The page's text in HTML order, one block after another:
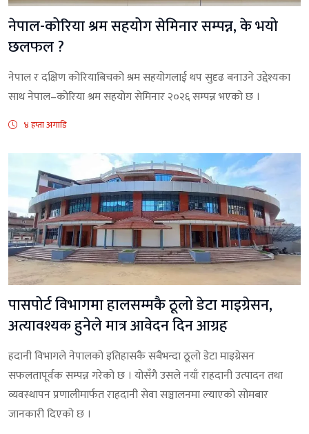
नेपाल-कोरिया श्रम सहयोग सेमिनार सम्पन्न, के भयो
छलफल ?
नेपाल र दक्षिण कोरियाबिचको श्रम सहयोगलाई थप सुदृढ बनाउने उद्देश्यका
साथ नेपाल–कोरिया श्रम सहयोग सेमिनार २०२६ सम्पन्न भएको छ ।
४ हप्ता अगाडि
पासपोर्ट विभागमा हालसम्मकै ठूलो डेटा माइग्रेसन,
अत्यावश्यक हुनेले मात्र आवेदन दिन आग्रह
हदानी विभागले नेपालको इतिहासकै सबैभन्दा ठूलो डेटा माइग्रेसन
सफलतापूर्वक सम्पन्न गरेको छ । योसँगै उसले नयाँ राहदानी उत्पादन तथा
व्यवस्थापन प्रणालीमार्फत राहदानी सेवा सञ्चालनमा ल्याएको सोमबार
जानकारी दिएको छ ।